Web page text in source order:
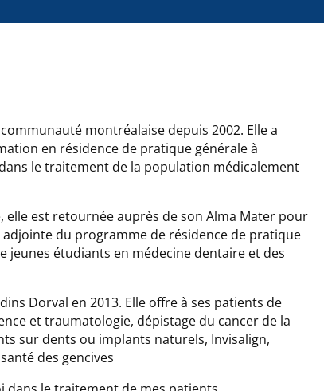
montréalaise depuis 2002. Elle a
en résidence de pratique générale à
le traitement de la population médicalement
est retournée auprès de son Alma Mater pour
du programme de résidence de pratique
jeunes étudiants en médecine dentaire et des
Dorval en 2013. Elle offre à ses patients de
et traumatologie, dépistage du cancer de la
sur dents ou implants naturels, Invisalign,
des gencives